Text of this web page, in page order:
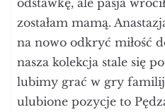
zostałam mamą.
na nowo odkryć miłość
nasza kolekcja stale się
lubimy grać w gry
ulubione pozycje to